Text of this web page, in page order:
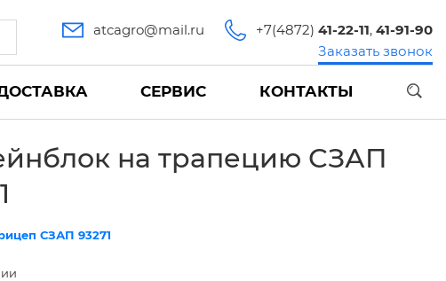
atcagro@mail.ru +7(4872) 41-22-11, 41-91-90
Заказать звонок
СЕРВИС КОНТАКТЫ
на трапецию СЗАП
СЗАП 93271